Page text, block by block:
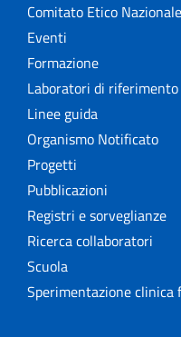
Comitato Etico Nazionale
Eventi
Formazione
Laboratori di riferimento
Linee guida
Organismo Notificato
Progetti
Pubblicazioni
Registri e sorveglianze
Ricerca collaboratori
Scuola
Sperimentazione clinica